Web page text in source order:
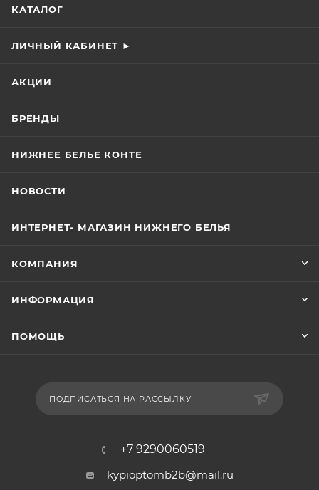
КАТАЛОГ
ЛИЧНЫЙ КАБИНЕТ ►
АКЦИИ
БРЕНДЫ
НИЖНЕЕ БЕЛЬЕ КОНТЕ
НОВОСТИ
ИНТЕРНЕТ- МАГАЗИН НИЖНЕГО БЕЛЬЯ
КОМПАНИЯ
ИНФОРМАЦИЯ
ПОМОЩЬ
ПОДПИСАТЬСЯ НА РАССЫЛКУ
+7 9290060519
kypioptomb2b@mail.ru